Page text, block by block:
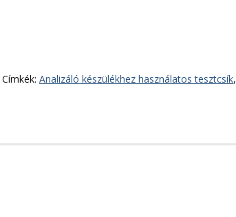
Címkék: Analizáló készülékhez használatos tesztcsík,